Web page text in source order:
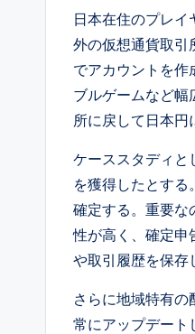
日本在住のプレ
外の仮想通貨取引
でアカウントを作
ブルゲームなど幅
所に戻して日本円
ケーススタディと
を獲得したとす
確定する。重要な
性が高く、確定申
や取引履歴を保存
さらに地域特有
常にアップデート